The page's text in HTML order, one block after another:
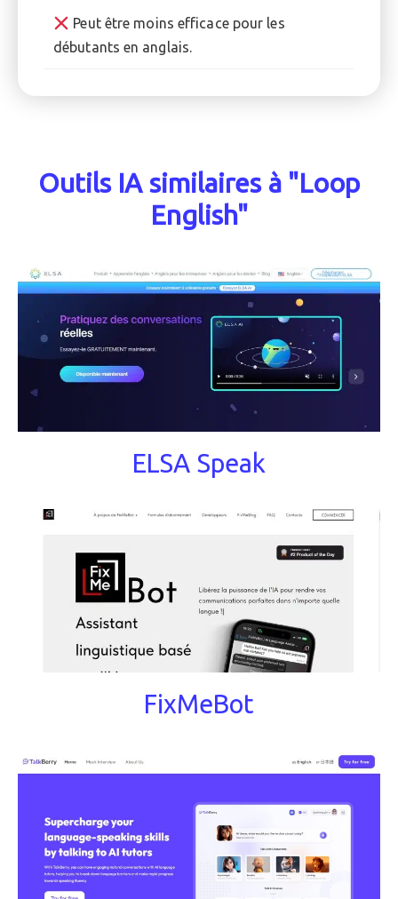
Peut être moins efficace pour les
débutants en anglais.
Outils IA similaires à "Loop
English"
ELSA Speak
FixMeBot